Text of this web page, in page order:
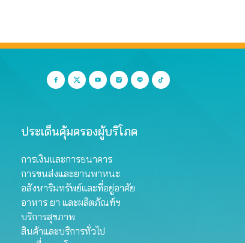
ประเด็นคุ้มครองผู้บริโภค
การเงินและการธนาคาร
การขนส่งและยานพาหนะ
อสังหาริมทรัพย์และที่อยู่อาศัย
อาหาร ยา และผลิตภัณฑ์ฯ
บริการสุขภาพ
สินค้าและบริการทั่วไป